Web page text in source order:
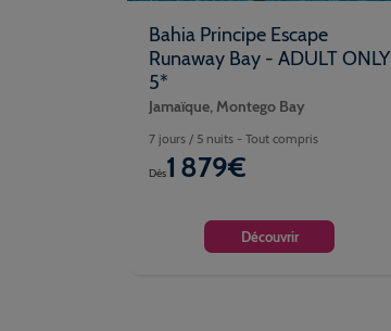
Bahia Principe Escape
Runaway Bay - ADULT ONLY
5*
Jamaïque, Montego Bay
7 jours / 5 nuits - Tout compris
Dès1 879€
Découvrir